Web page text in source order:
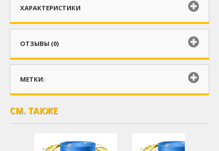
ХАРАКТЕРИСТИКИ
ОТЗЫВЫ (0)
МЕТКИ:
СМ. ТАКЖЕ